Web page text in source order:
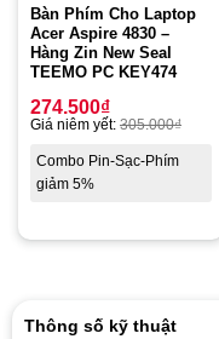
Bàn Phím Cho Laptop
Acer Aspire 4830 –
Hàng Zin New Seal
TEEMO PC KEY474
274.500₫
Giá niêm yết: 305.000₫
Combo Pin-Sạc-Phím
giảm 5%
Thông số kỹ thuật